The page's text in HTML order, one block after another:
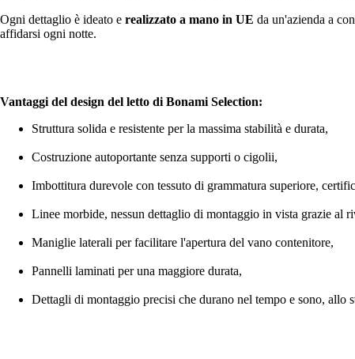
Ogni dettaglio è ideato e realizzato a mano in UE da un'azienda a
affidarsi ogni notte.
Vantaggi del design del letto di Bonami Selection:
Struttura solida e resistente per la massima stabilità e durata,
Costruzione autoportante senza supporti o cigolii,
Imbottitura durevole con tessuto di grammatura superiore,
Linee morbide, nessun dettaglio di montaggio in vista grazie al
Maniglie laterali per facilitare l'apertura del vano contenitore,
Pannelli laminati per una maggiore durata,
Dettagli di montaggio precisi che durano nel tempo e sono, allo